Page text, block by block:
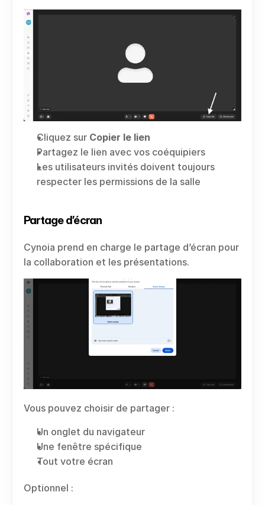
Cliquez sur Copier le lien
Partagez le lien avec vos coéquipiers
Les utilisateurs invités doivent toujours
respecter les permissions de la salle
Partage d’écran
Cynoia prend en charge le partage d’écran pour
la collaboration et les présentations.
Vous pouvez choisir de partager :
Un onglet du navigateur
Une fenêtre spécifique
Tout votre écran
Optionnel :